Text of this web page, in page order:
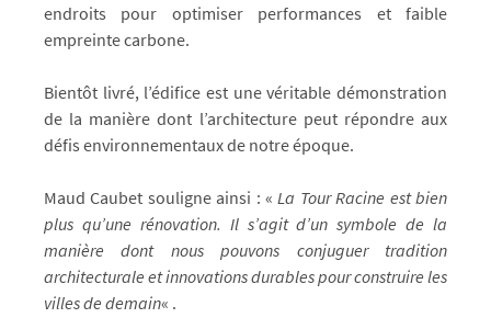
endroits pour optimiser performances et faible
empreinte carbone.
Bientôt livré, l’édifice est une véritable démonstration
de la manière dont l’architecture peut répondre aux
défis environnementaux de notre époque.
Maud Caubet souligne ainsi : «La Tour Racine est bien
plus qu’une rénovation. Il s’agit d’un symbole de la
manière dont nous pouvons conjuguer tradition
architecturale et innovations durables pour construire les
villes de demain« .